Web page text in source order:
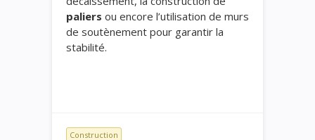
paliers ou encore l’utilisation de murs
de soutènement pour garantir la
stabilité.
Construction